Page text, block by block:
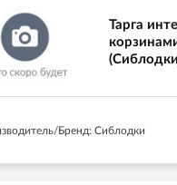
Тарга
Бренд: Сиблодки